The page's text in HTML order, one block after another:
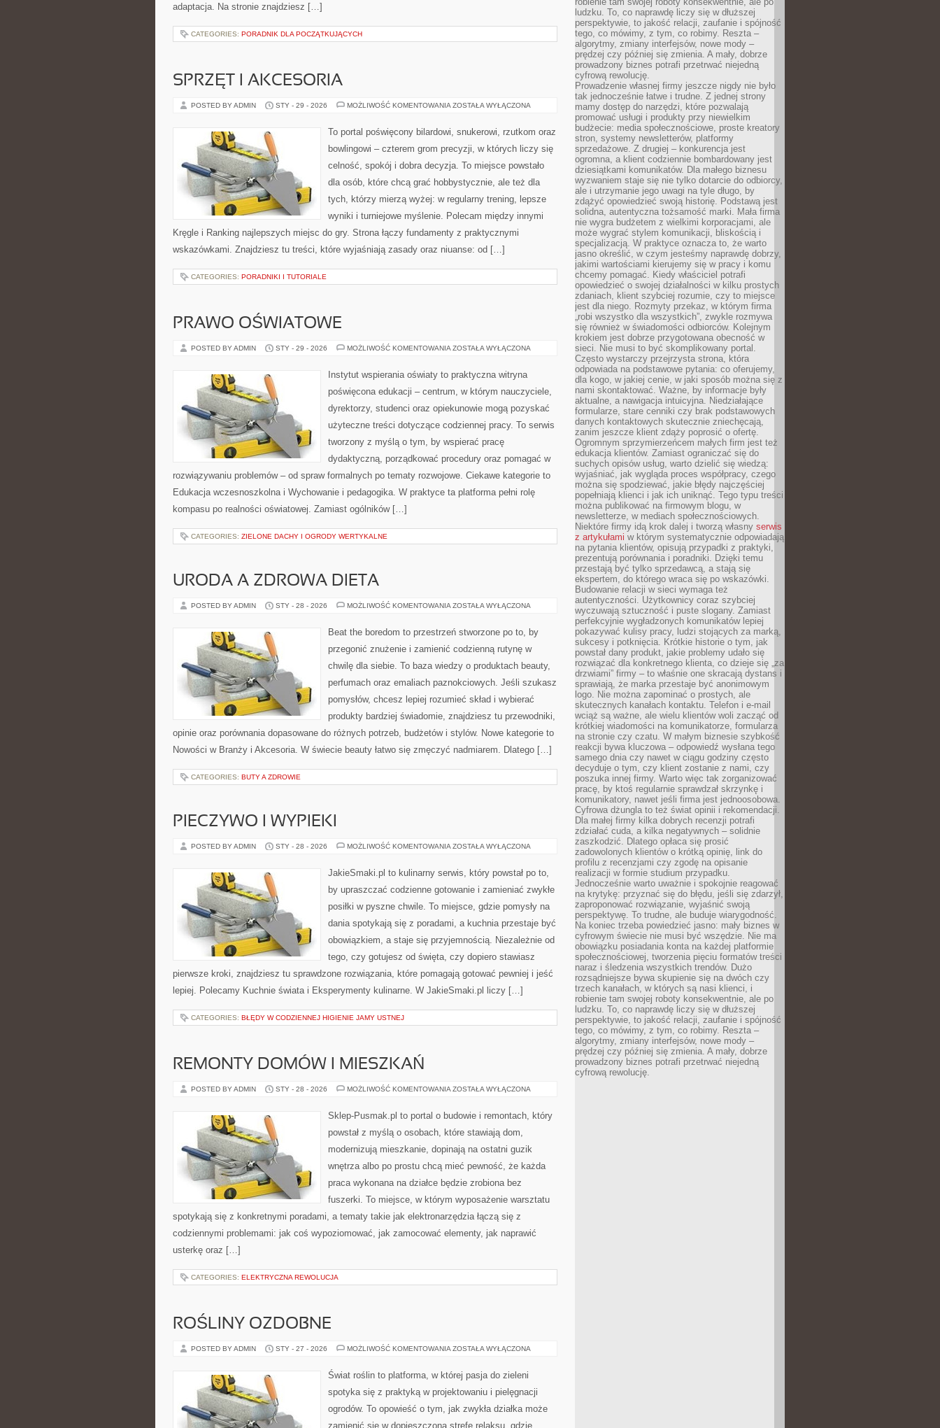
adaptacja. Na stronie znajdziesz […]
CATEGORIES: PORADNIK DLA POCZĄTKUJĄCYCH
SPRZĘT I AKCESORIA
POSTED BY ADMIN STY - 29 - 2026 MOŻLIWOŚĆ KOMENTOWANIA SPRZĘT
ZOSTAŁA WYŁĄCZONA
To portal poświęcony bilardowi, snukerowi, rzutkom oraz
bowlingowi – czterem grom precyzji, w których liczy się
celność, spokój i dobra decyzja. To miejsce powstało
dla osób, które chcą grać hobbystycznie, ale też dla
tych, którzy mierzą wyżej: w regularny trening, lepsze
wyniki i turniejowe myślenie. Polecam między innymi
Kręgle i Ranking najlepszych miejsc do gry. Strona łączy fundamenty z praktycznymi
wskazówkami. Znajdziesz tu treści, które wyjaśniają zasady oraz niuanse: od […]
CATEGORIES: PORADNIKI I TUTORIALE
PRAWO OŚWIATOWE
POSTED BY ADMIN STY - 29 - 2026 MOŻLIWOŚĆ KOMENTOWANIA PRAWO
ZOSTAŁA WYŁĄCZONA
Instytut wspierania oświaty to praktyczna witryna
poświęcona edukacji – centrum, w którym nauczyciele,
dyrektorzy, studenci oraz opiekunowie mogą pozyskać
użyteczne treści dotyczące codziennej pracy. To serwis
tworzony z myślą o tym, by wspierać pracę
dydaktyczną, porządkować procedury oraz pomagać w
rozwiązywaniu problemów – od spraw formalnych po tematy rozwojowe. Ciekawe kategorie to
Edukacja wczesnoszkolna i Wychowanie i pedagogika. W praktyce ta platforma pełni rolę
kompasu po realności oświatowej. Zamiast ogólników […]
CATEGORIES: ZIELONE DACHY I OGRODY WERTYKALNE
URODA A ZDROWA DIETA
POSTED BY ADMIN STY - 28 - 2026 MOŻLIWOŚĆ KOMENTOWANIA URODA
DIETA
ZOSTAŁA WYŁĄCZONA
Beat the boredom to przestrzeń stworzone po to, by
przegonić znużenie i zamienić codzienną rutynę w
chwilę dla siebie. To baza wiedzy o produktach beauty,
perfumach oraz emaliach paznokciowych. Jeśli szukasz
pomysłów, chcesz lepiej rozumieć skład i wybierać
produkty bardziej świadomie, znajdziesz tu przewodniki,
opinie oraz porównania dopasowane do różnych potrzeb, budżetów i stylów. Nowe kategorie to
Nowości w Branży i Akcesoria. W świecie beauty łatwo się zmęczyć nadmiarem. Dlatego […]
CATEGORIES: BUTY A ZDROWIE
PIECZYWO I WYPIEKI
POSTED BY ADMIN STY - 28 - 2026 MOŻLIWOŚĆ KOMENTOWANIA PIECZYWO
ZOSTAŁA WYŁĄCZONA
JakieSmaki.pl to kulinarny serwis, który powstał po to,
by upraszczać codzienne gotowanie i zamieniać zwykłe
posiłki w pyszne chwile. To miejsce, gdzie pomysły na
dania spotykają się z poradami, a kuchnia przestaje być
obowiązkiem, a staje się przyjemnością. Niezależnie od
tego, czy gotujesz od święta, czy dopiero stawiasz
pierwsze kroki, znajdziesz tu sprawdzone rozwiązania, które pomagają gotować pewniej i jeść
lepiej. Polecamy Kuchnie świata i Eksperymenty kulinarne. W JakieSmaki.pl liczy […]
CATEGORIES: BŁĘDY W CODZIENNEJ HIGIENIE JAMY USTNEJ
REMONTY DOMÓW I MIESZKAŃ
POSTED BY ADMIN STY - 28 - 2026 MOŻLIWOŚĆ KOMENTOWANIA REMONTY
MIESZKAŃ
ZOSTAŁA WYŁĄCZONA
Sklep-Pusmak.pl to portal o budowie i remontach, który
powstał z myślą o osobach, które stawiają dom,
modernizują mieszkanie, dopinają na ostatni guzik
wnętrza albo po prostu chcą mieć pewność, że każda
praca wykonana na działce będzie zrobiona bez
fuszerki. To miejsce, w którym wyposażenie warsztatu
spotykają się z konkretnymi poradami, a tematy takie jak elektronarzędzia łączą się z
codziennymi problemami: jak coś wypoziomować, jak zamocować elementy, jak naprawić
usterkę oraz […]
CATEGORIES: ELEKTRYCZNA REWOLUCJA
ROŚLINY OZDOBNE
POSTED BY ADMIN STY - 27 - 2026 MOŻLIWOŚĆ KOMENTOWANIA ROŚLINY
ZOSTAŁA WYŁĄCZONA
Świat roślin to platforma, w której pasja do zieleni
spotyka się z praktyką w projektowaniu i pielęgnacji
ogrodów. To opowieść o tym, jak zwykła działka może
zamienić się w dopieszczoną strefę relaksu, gdzie
ludzku. To, co naprawdę liczy się w dłuższej
perspektywie, to jakość relacji, zaufanie i spójność
tego, co mówimy, z tym, co robimy. Reszta –
algorytmy, zmiany interfejsów, nowe mody –
prędzej czy później się zmienia. A mały, dobrze
prowadzony biznes potrafi przetrwać niejedną
cyfrową rewolucję.
Prowadzenie własnej firmy jeszcze nigdy nie było
tak jednocześnie łatwe i trudne. Z jednej strony
mamy dostęp do narzędzi, które pozwalają
promować usługi i produkty przy niewielkim
budżecie: media społecznościowe, proste kreatory
stron, systemy newsletterów, platformy
sprzedażowe. Z drugiej – konkurencja jest
ogromna, a klient codziennie bombardowany jest
dziesiątkami komunikatów. Dla małego biznesu
wyzwaniem staje się nie tylko dotarcie do odbiorcy,
ale i utrzymanie jego uwagi na tyle długo, by
zdążyć opowiedzieć swoją historię. Podstawą jest
solidna, autentyczna tożsamość marki. Mała firma
nie wygra budżetem z wielkimi korporacjami, ale
może wygrać stylem komunikacji, bliskością i
specjalizacją. W praktyce oznacza to, że warto
jasno określić, w czym jesteśmy naprawdę dobrzy,
jakimi wartościami kierujemy się w pracy i komu
chcemy pomagać. Kiedy właściciel potrafi
opowiedzieć o swojej działalności w kilku prostych
zdaniach, klient szybciej rozumie, czy to miejsce
jest dla niego. Rozmyty przekaz, w którym firma
„robi wszystko dla wszystkich”, zwykle rozmywa
się również w świadomości odbiorców. Kolejnym
krokiem jest dobrze przygotowana obecność w
sieci. Nie musi to być skomplikowany portal.
Często wystarczy przejrzysta strona, która
odpowiada na podstawowe pytania: co oferujemy,
dla kogo, w jakiej cenie, w jaki sposób można się z
nami skontaktować. Ważne, by informacje były
aktualne, a nawigacja intuicyjna. Niedziałające
formularze, stare cenniki czy brak podstawowych
danych kontaktowych skutecznie zniechęcają,
zanim jeszcze klient zdąży poprosić o ofertę.
Ogromnym sprzymierzeńcem małych firm jest też
edukacja klientów. Zamiast ograniczać się do
suchych opisów usług, warto dzielić się wiedzą:
wyjaśniać, jak wygląda proces współpracy, czego
można się spodziewać, jakie błędy najczęściej
popełniają klienci i jak ich uniknąć. Tego typu treści
można publikować na firmowym blogu, w
newsletterze, w mediach społecznościowych.
Niektóre firmy idą krok dalej i tworzą własny serwis
z artykułami w którym systematycznie odpowiadają
na pytania klientów, opisują przypadki z praktyki,
prezentują porównania i poradniki. Dzięki temu
przestają być tylko sprzedawcą, a stają się
ekspertem, do którego wraca się po wskazówki.
Budowanie relacji w sieci wymaga też
autentyczności. Użytkownicy coraz szybciej
wyczuwają sztuczność i puste slogany. Zamiast
perfekcyjnie wygładzonych komunikatów lepiej
pokazywać kulisy pracy, ludzi stojących za marką,
sukcesy i potknięcia. Krótkie historie o tym, jak
powstał dany produkt, jakie problemy udało się
rozwiązać dla konkretnego klienta, co dzieje się „za
drzwiami” firmy – to właśnie one skracają dystans i
sprawiają, że marka przestaje być anonimowym
logo. Nie można zapominać o prostych, ale
skutecznych kanałach kontaktu. Telefon i e-mail
wciąż są ważne, ale wielu klientów woli zacząć od
krótkiej wiadomości na komunikatorze, formularza
na stronie czy czatu. W małym biznesie szybkość
reakcji bywa kluczowa – odpowiedź wysłana tego
samego dnia czy nawet w ciągu godziny często
decyduje o tym, czy klient zostanie z nami, czy
poszuka innej firmy. Warto więc tak zorganizować
pracę, by ktoś regularnie sprawdzał skrzynkę i
komunikatory, nawet jeśli firma jest jednoosobowa.
Cyfrowa dżungla to też świat opinii i rekomendacji.
Dla małej firmy kilka dobrych recenzji potrafi
zdziałać cuda, a kilka negatywnych – solidnie
zaszkodzić. Dlatego opłaca się prosić
zadowolonych klientów o krótką opinię, link do
profilu z recenzjami czy zgodę na opisanie
realizacji w formie studium przypadku.
Jednocześnie warto uważnie i spokojnie reagować
na krytykę: przyznać się do błędu, jeśli się zdarzył,
zaproponować rozwiązanie, wyjaśnić swoją
perspektywę. To trudne, ale buduje wiarygodność.
Na koniec trzeba powiedzieć jasno: mały biznes w
cyfrowym świecie nie musi być wszędzie. Nie ma
obowiązku posiadania konta na każdej platformie
społecznościowej, tworzenia pięciu formatów treści
naraz i śledzenia wszystkich trendów. Dużo
rozsądniejsze bywa skupienie się na dwóch czy
trzech kanałach, w których są nasi klienci, i
robienie tam swojej roboty konsekwentnie, ale po
ludzku. To, co naprawdę liczy się w dłuższej
perspektywie, to jakość relacji, zaufanie i spójność
tego, co mówimy, z tym, co robimy. Reszta –
algorytmy, zmiany interfejsów, nowe mody –
prędzej czy później się zmienia. A mały, dobrze
prowadzony biznes potrafi przetrwać niejedną
cyfrową rewolucję.